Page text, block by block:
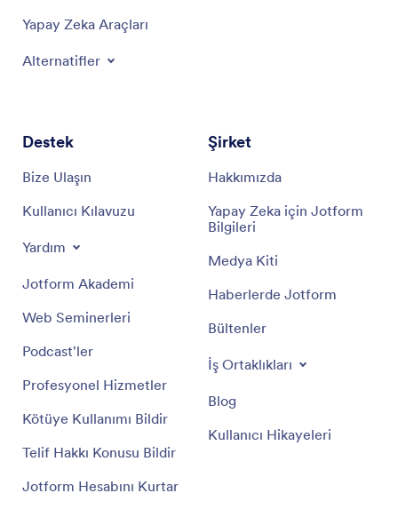
Yapay Zeka Araçları
Alternatifler
Destek
Bize Ulaşın
Kullanıcı Kılavuzu
Yardım
Jotform Akademi
Web Seminerleri
Podcast'ler
Profesyonel Hizmetler
Kötüye Kullanımı Bildir
Telif Hakkı Konusu Bildir
Jotform Hesabını Kurtar
Şirket
Hakkımızda
Yapay Zeka için Jotform
Bilgileri
Medya Kiti
Haberlerde Jotform
Bültenler
İş Ortaklıkları
Blog
Kullanıcı Hikayeleri